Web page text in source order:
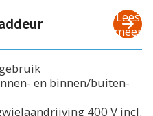
en binnen/buiten-
400 V incl.
Lees
meer